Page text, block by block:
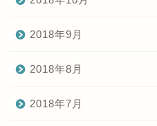
2018年9月
2018年8月
2018年7月